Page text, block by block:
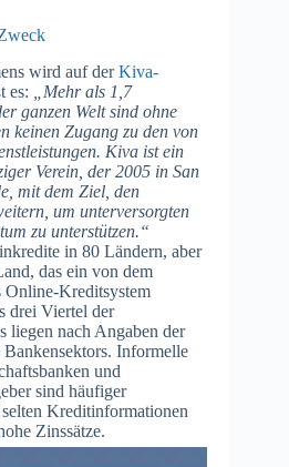
wird auf derKiva-
es:
„Mehr als 1,7
ganzen Welt sind ohne
keinen Zugang zu den von
Kiva ist ein
Verein, der 2005 in San
mit dem Ziel, den
um unterversorgten
zu unterstützen.“
in 80 Ländern, aber
das ein von dem
Online-Kreditsystem
drei Viertel der
liegen nach Angaben der
Informelle
und
sind häufiger
Kreditinformationen
Zinssätze.